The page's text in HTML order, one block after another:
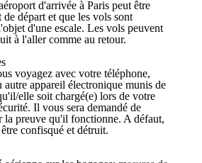
d'arrivée à Paris peut être
départ et que les vols sont
d'une escale. Les vols peuvent
à l'aller comme au retour.
voyagez avec votre téléphone,
autre appareil électronique munis de
elle soit chargé(e) lors de votre
Il vous sera demandé de
la preuve qu'il fonctionne. A défaut,
confisqué et détruit.